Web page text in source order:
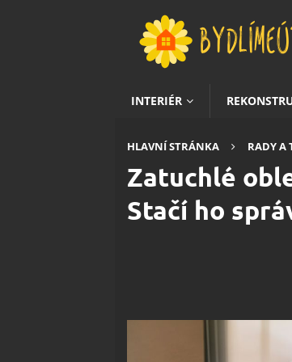
INTERIÉR
HLAVNÍ STRÁNKA RADY A
Zatuchlé
Stačí ho